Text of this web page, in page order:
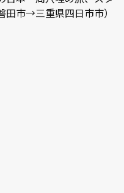
田市→三重県四日市市）